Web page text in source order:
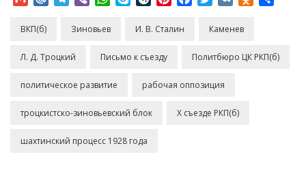
ВКП(б) Зиновьев И. В. Сталин Каменев
Л. Д. Троцкий Письмо к съезду Политбюро ЦК РКП(б)
политическое развитие рабочая оппозиция
троцкистско-зиновьевский блок Х съезде РКП(б)
шахтинский процесс 1928 года